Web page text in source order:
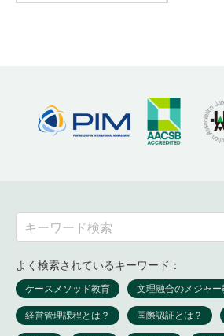
よく検索されているキーワード：